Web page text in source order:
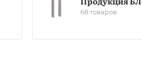
68 товаров